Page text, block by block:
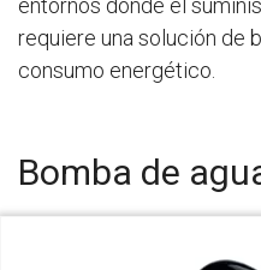
entornos donde el
requiere una solución de
consumo energético.
Bomba de